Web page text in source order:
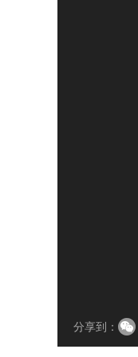
分享到：